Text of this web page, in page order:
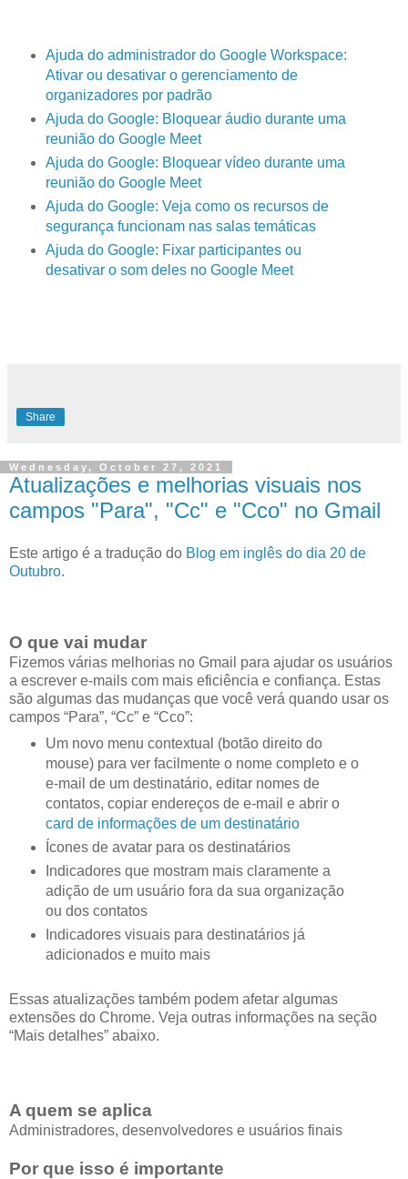
Ajuda do administrador do Google Workspace:
Ativar ou desativar o gerenciamento de
organizadores por padrão
Ajuda do Google: Bloquear áudio durante uma
reunião do Google Meet
Ajuda do Google: Bloquear vídeo durante uma
reunião do Google Meet
Ajuda do Google: Veja como os recursos de
segurança funcionam nas salas temáticas
Ajuda do Google: Fixar participantes ou
desativar o som deles no Google Meet
Share
Wednesday, October 27, 2021
Atualizações e melhorias visuais nos
campos "Para", "Cc" e "Cco" no Gmail
Este artigo é a tradução do Blog em inglês do dia 20 de
Outubro.
O que vai mudar
Fizemos várias melhorias no Gmail para ajudar os usuários
a escrever e-mails com mais eficiência e confiança. Estas
são algumas das mudanças que você verá quando usar os
campos “Para”, “Cc” e “Cco”:
Um novo menu contextual (botão direito do
mouse) para ver facilmente o nome completo e o
e-mail de um destinatário, editar nomes de
contatos, copiar endereços de e-mail e abrir o
card de informações de um destinatário
Ícones de avatar para os destinatários
Indicadores que mostram mais claramente a
adição de um usuário fora da sua organização
ou dos contatos
Indicadores visuais para destinatários já
adicionados e muito mais
Essas atualizações também podem afetar algumas
extensões do Chrome. Veja outras informações na seção
“Mais detalhes” abaixo.
A quem se aplica
Administradores, desenvolvedores e usuários finais
Por que isso é importante